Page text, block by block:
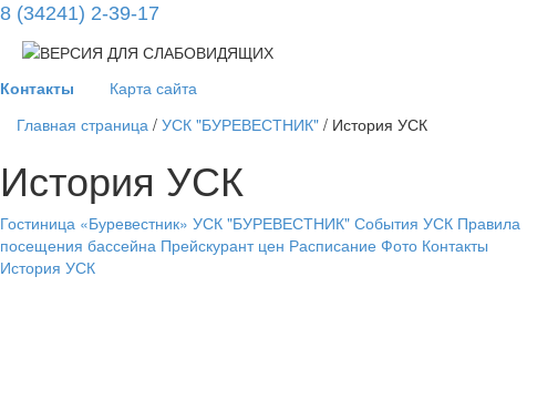
8 (34241) 2-39-17
Контакты Карта сайта
Главная страница / УСК "БУРЕВЕСТНИК" / История УСК
История УСК
Гостиница «Буревестник» УСК "БУРЕВЕСТНИК" События УСК Правила
посещения бассейна Прейскурант цен Расписание Фото Контакты
История УСК